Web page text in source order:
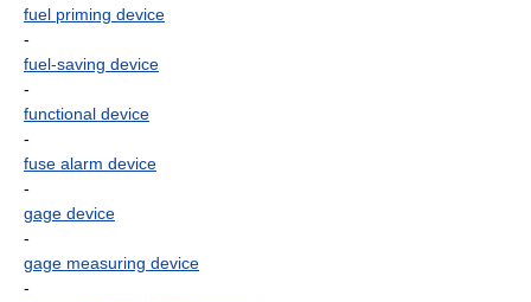
fuel priming device
-
fuel-saving device
-
functional device
-
fuse alarm device
-
gage device
-
gage measuring device
-